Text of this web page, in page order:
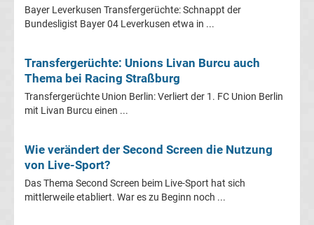
Trainer
Jahres
Bundesliga
Absteiger
Bayer Leverkusen Transfergerüchte: Schnappt der
Bundesligist Bayer 04 Leverkusen etwa in ...
Transfergerüchte: Unions Livan Burcu auch
Thema bei Racing Straßburg
Transfergerüchte Union Berlin: Verliert der 1. FC Union Berlin
mit Livan Burcu einen ...
Wie verändert der Second Screen die Nutzung
von Live-Sport?
Das Thema Second Screen beim Live-Sport hat sich
mittlerweile etabliert. War es zu Beginn noch ...